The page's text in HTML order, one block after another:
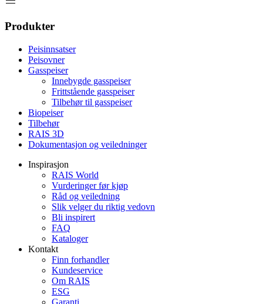
Produkter
Peisinnsatser
Peisovner
Gasspeiser
Innebygde gasspeiser
Frittstående gasspeiser
Tilbehør til gasspeiser
Biopeiser
Tilbehør
RAIS 3D
Dokumentasjon og veiledninger
Inspirasjon
RAIS World
Vurderinger før kjøp
Råd og veiledning
Slik velger du riktig vedovn
Bli inspirert
FAQ
Kataloger
Kontakt
Finn forhandler
Kundeservice
Om RAIS
ESG
Garanti